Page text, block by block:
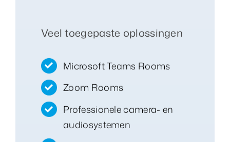
Veel toegepaste oplossingen
Microsoft Teams Rooms
Zoom Rooms
Professionele camera- en
audiosystemen